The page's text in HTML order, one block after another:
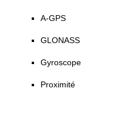
A-GPS
GLONASS
Gyroscope
Proximité